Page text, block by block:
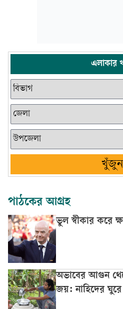
এলাকার
খুঁজুন
পাঠকের আগ্রহ
ভুল স্বীকার করে
অভাবের আগুন
জয়: নাহিদের ঘুরে